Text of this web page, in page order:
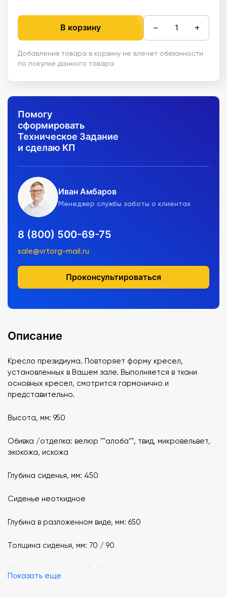
В корзину − +
Добавления товара в корзину не влечет обязанности
по покупке данного товара
Помогу
сформировать
Техническое Задание
и сделаю КП
Иван Амбаров
Менеджер службы заботы о клиентах
8 (800) 500-69-75
sale@vrtorg-mail.ru
Проконсультироваться
Описание
Кресло президиума. Повторяет форму кресел,
установленных в Вашем зале. Выполняется в ткани
основных кресел, смотрится гармонично и
представительно.
Высота, мм: 950
Обивка /отделка: велюр ""алоба"", твид, микровельвет,
экокожа, искожа
Глубина сиденья, мм: 450
Сиденье неоткидное
Глубина в разложенном виде, мм: 650
Толщина сиденья, мм: 70 / 90
Толщина спинки, мм: 65 / 85
Показать еще